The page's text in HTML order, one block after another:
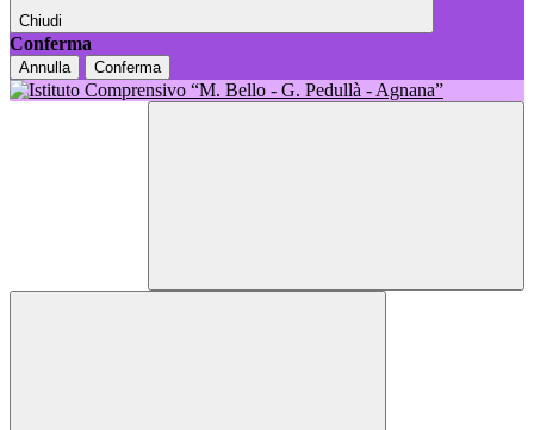
Chiudi
Conferma
Annulla Conferma